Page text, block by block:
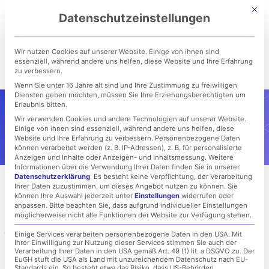
springen
Jump-Host Konzept
Direkter Zugriff auf kritische Systeme wie
Mit
Datenschutzeinstellungen
Wir nutzen Cookies auf unserer Website. Einige von ihnen sind
essenziell, während andere uns helfen, diese Website und Ihre Erfahrung
zu verbessern.
Wenn Sie unter 16 Jahre alt sind und Ihre Zustimmung zu freiwilligen
Diensten geben möchten, müssen Sie Ihre Erziehungsberechtigten um
Erlaubnis bitten.
Wir verwenden Cookies und andere Technologien auf unserer Website.
Einige von ihnen sind essenziell, während andere uns helfen, diese
Website und Ihre Erfahrung zu verbessern. Personenbezogene Daten
können verarbeitet werden (z. B. IP-Adressen), z. B. für personalisierte
Anzeigen und Inhalte oder Anzeigen- und Inhaltsmessung. Weitere
Informationen über die Verwendung Ihrer Daten finden Sie in unserer
Datenschutzerklärung. Es besteht keine Verpflichtung, der Verarbeitung
Ihrer Daten zuzustimmen, um dieses Angebot nutzen zu können. Sie
können Ihre Auswahl jederzeit unter Einstellungen widerrufen oder
anpassen. Bitte beachten Sie, dass aufgrund individueller Einstellungen
möglicherweise nicht alle Funktionen der Website zur Verfügung stehen.
Einige Services verarbeiten personenbezogene Daten in den USA. Mit
Ihrer Einwilligung zur Nutzung dieser Services stimmen Sie auch der
Verarbeitung Ihrer Daten in den USA gemäß Art. 49 (1) lit. a DSGVO zu. Der
EuGH stuft die USA als Land mit unzureichendem Datenschutz nach EU-